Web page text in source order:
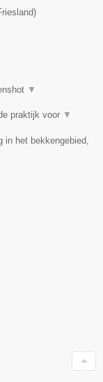
)
▼
praktijk voor ▼
het bekkengebied,